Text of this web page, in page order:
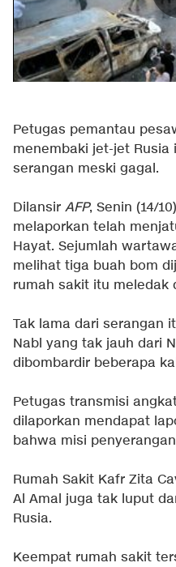
Petugas pemantau
menembaki jet-jet
serangan meski gagal.
Dilansir AFP, Senin (14/
melaporkan telah
Hayat. Sejumlah
melihat tiga buah bom
rumah sakit itu meledak
Tak lama dari serangan
Nabl yang tak jauh dari
dibombardir beberapa
Petugas transmisi
dilaporkan mendapat
bahwa misi
Rumah Sakit Kafr Zita
Al Amal juga tak luput
Rusia.
Keempat rumah sakit